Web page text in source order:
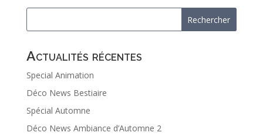
Actualités récentes
Special Animation
Déco News Bestiaire
Spécial Automne
Déco News Ambiance d’Automne 2